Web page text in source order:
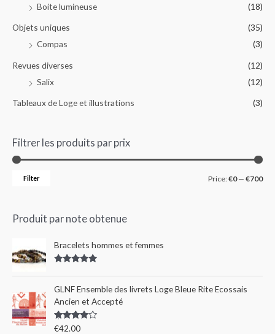
Boite lumineuse
(18)
Objets uniques
(35)
Compas
(3)
Revues diverses
(12)
Salix
(12)
Tableaux de Loge et illustrations (3)
Filtrer les produits par prix
Filter Price:€0— €700
Produit par note obtenue
Bracelets hommes et femmes
out of 5
GLNF Ensemble des livrets Loge Bleue Rite Ecossais
Ancien et Accepté
Rated
€42.00